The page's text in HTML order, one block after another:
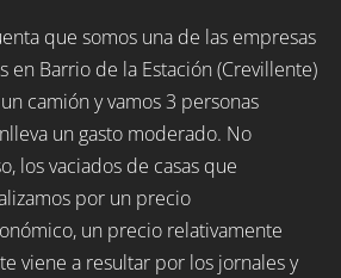
que somos una de las empresas
en Barrio de la Estación (Crevillente)
camión y vamos 3 personas
un gasto moderado. No
los vaciados de casas que
por un precio
un precio relativamente
viene a resultar por los jornales y